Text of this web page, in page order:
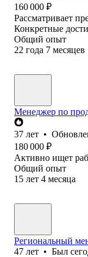
160 000 ₽
Рассматривает
Конкретные
Общий опыт
22 года 7 месяцев
Менеджер по
37 лет •
180 000 ₽
Активно ищет
Общий опыт
15 лет 4 месяца
Региональный
47 лет • Был